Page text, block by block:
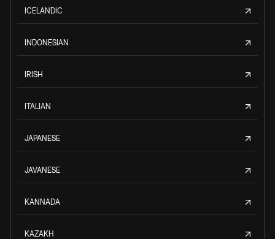
ICELANDIC
INDONESIAN
IRISH
ITALIAN
JAPANESE
JAVANESE
KANNADA
KAZAKH